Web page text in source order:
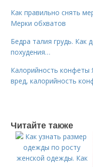
Как правильно снять
Мерки обхватов
Бедра талия грудь. Как
похудения…
Калорийность конфеты
вред, калорийность
Читайте также